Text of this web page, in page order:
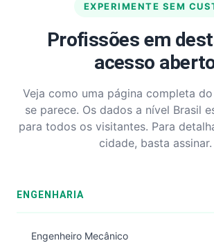
EXPERIMENTE SEM
Profissões em
acesso
Veja como uma página completa
se parece. Os dados a nível Brasil
para todos os visitantes. Para
cidade, basta assinar.
ENGENHARIA
Engenheiro Mecânico